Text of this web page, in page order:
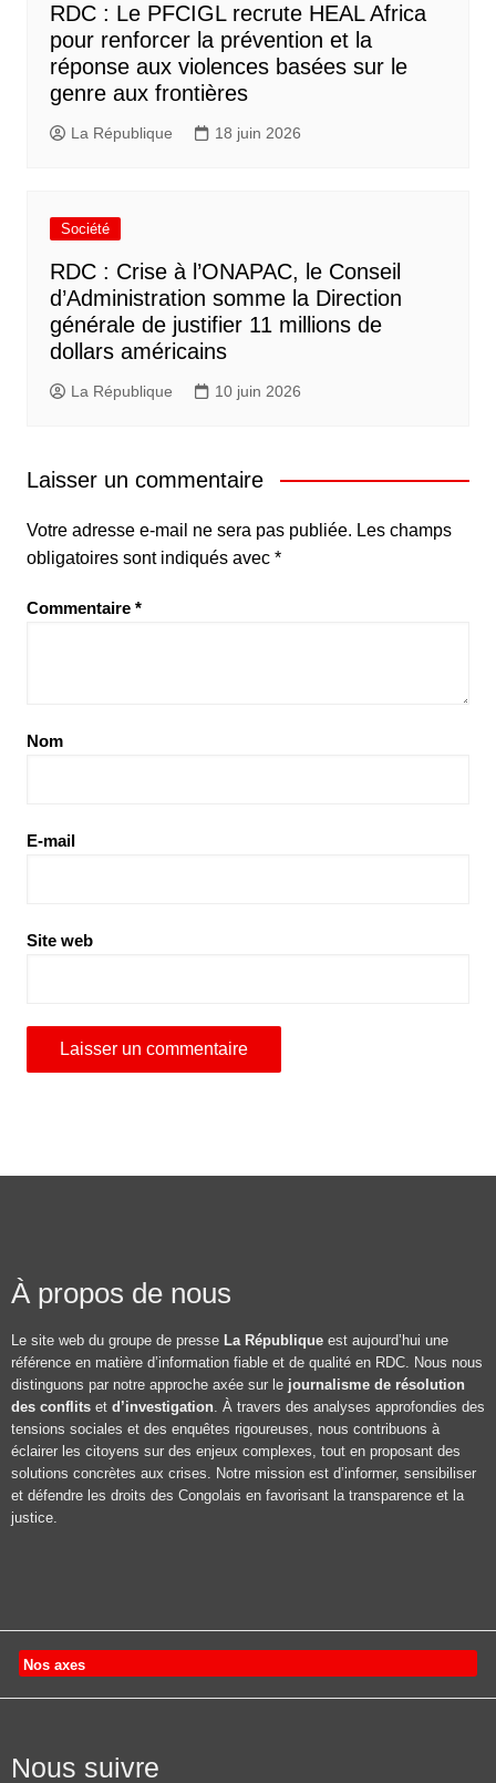
RDC : Le PFCIGL recrute HEAL Africa
pour renforcer la prévention et la
réponse aux violences basées sur le
genre aux frontières
La République 18 juin 2026
Société
RDC : Crise à l’ONAPAC, le Conseil
d’Administration somme la Direction
générale de justifier 11 millions de
dollars américains
La République 10 juin 2026
Laisser un commentaire
Votre adresse e-mail ne sera pas publiée. Les champs
obligatoires sont indiqués avec *
Commentaire *
Nom
E-mail
Site web
À propos de nous
Le site web du groupe de presse La République est aujourd’hui une
référence en matière d’information fiable et de qualité en RDC. Nous nous
distinguons par notre approche axée sur le journalisme de résolution
des conflits et d’investigation. À travers des analyses approfondies des
tensions sociales et des enquêtes rigoureuses, nous contribuons à
éclairer les citoyens sur des enjeux complexes, tout en proposant des
solutions concrètes aux crises. Notre mission est d’informer, sensibiliser
et défendre les droits des Congolais en favorisant la transparence et la
justice.
Nos axes
Nous suivre